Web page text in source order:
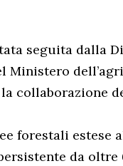
seguita dalla
Ministero
collaborazione
forestali estese
da